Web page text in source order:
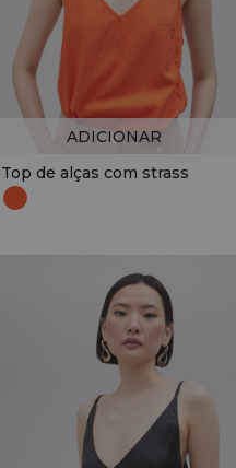
Top de alças com strass
ADICIONAR